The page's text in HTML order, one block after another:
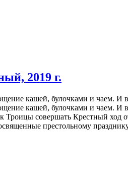
2019 г.
кашей, булочками и чаем. И
кашей, булочками и чаем. И
совершать Крестный ход
престольному